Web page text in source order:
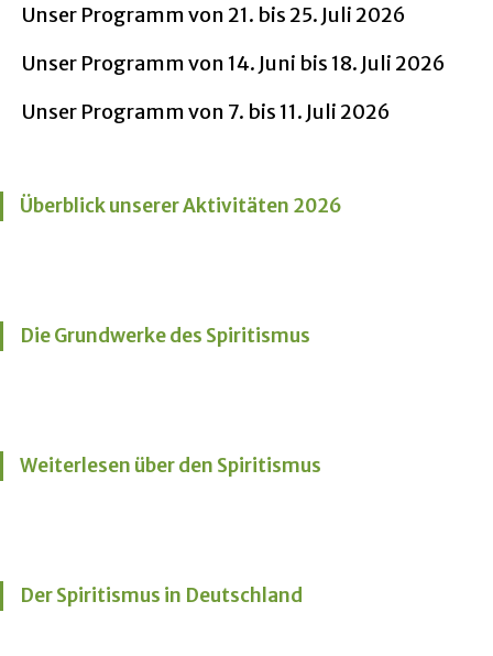
Unser Programm von 21. bis 25. Juli 2026
Unser Programm von 14. Juni bis 18. Juli 2026
Unser Programm von 7. bis 11. Juli 2026
Überblick unserer Aktivitäten 2026
Die Grundwerke des Spiritismus
Weiterlesen über den Spiritismus
Der Spiritismus in Deutschland